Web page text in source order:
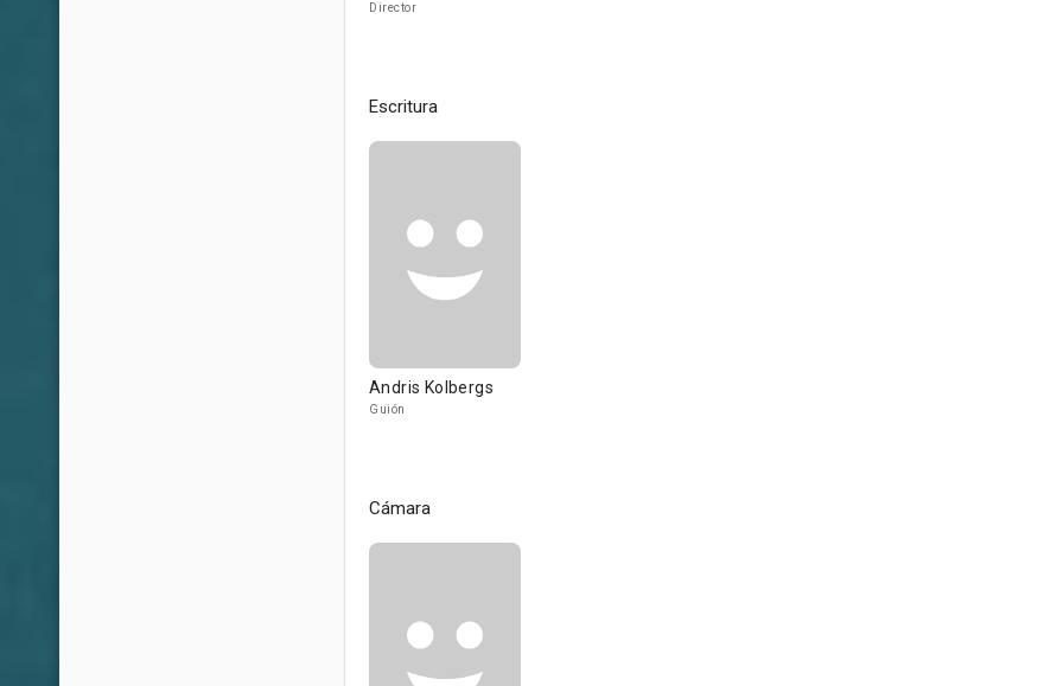
Director
Escritura
Andris Kolbergs
Guión
Cámara